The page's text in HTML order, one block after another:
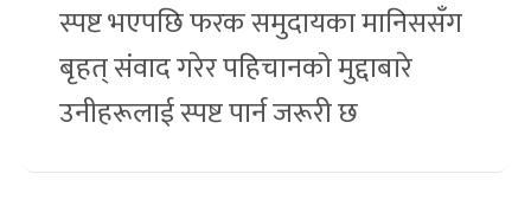
स्पष्ट भएपछि फरक समुदायका मानिससँग
बृहत् संवाद गरेर पहिचानको मुद्दाबारे
उनीहरूलाई स्पष्ट पार्न जरूरी छ